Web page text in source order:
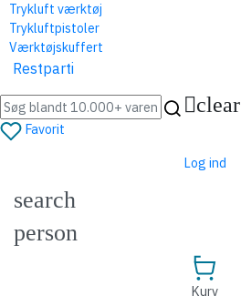
Trykluft værktøj
Trykluftpistoler
Værktøjskuffert
Restparti
clear
Favorit
Log ind
search
person
Kurv